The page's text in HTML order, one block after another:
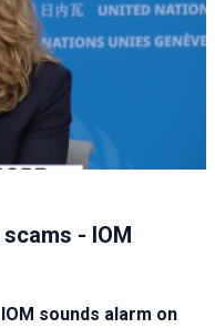
- IOM
sounds alarm on